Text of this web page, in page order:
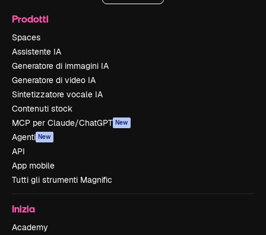
Prodotti
Spaces
Assistente IA
Generatore di immagini IA
Generatore di video IA
Sintetizzatore vocale IA
Contenuti stock
MCP per Claude/ChatGPT New
Agenti New
API
App mobile
Tutti gli strumenti Magnific
Inizia
Academy